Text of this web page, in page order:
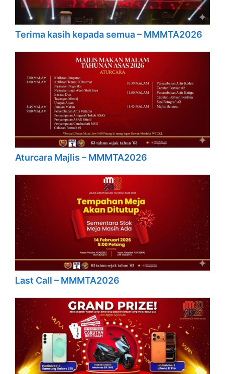
Terima kasih kepada semua – MMMTA2026
Aturcara Majlis – MMMTA2026
Last Call – MMMTA2026